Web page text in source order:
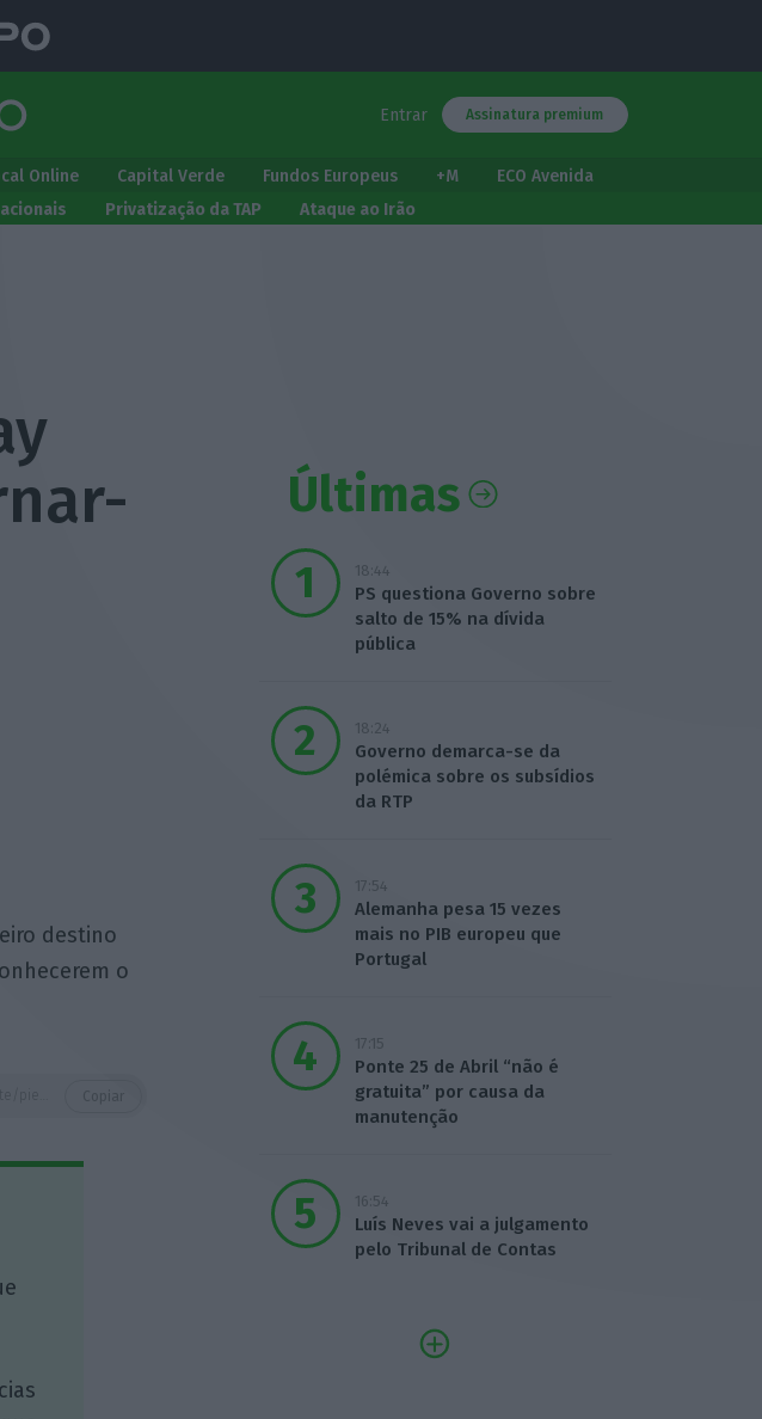
Entrar Assinatura premium
Online Capital Verde Fundos Europeus +M
ECO Avenida
Privatização da TAP Ataque ao Irão
destino
o
Últimas
18:44
PS questiona Governo sobre
salto de 15% na dívida
pública
18:24
Governo demarca-se da
polémica sobre os subsídios
da RTP
17:54
Alemanha pesa 15 vezes
mais no PIB europeu que
Portugal
17:15
Ponte 25 de Abril “não é
gratuita” por causa da
manutenção
16:54
Luís Neves vai a julgamento
pelo Tribunal de Contas